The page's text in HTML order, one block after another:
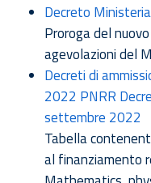
Decreto
Proroga del
agevolazioni del
Decreti di
2022 PNRR
settembre 2022
Tabella
al finanziamento